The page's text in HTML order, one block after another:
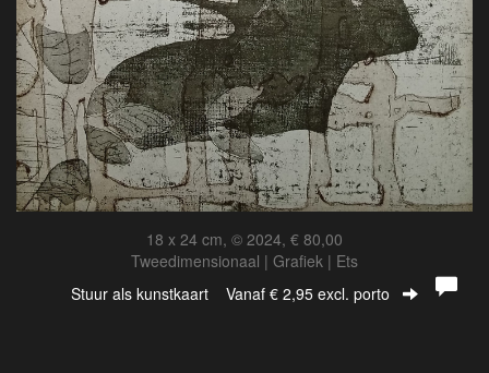
18 x 24 cm, © 2024, € 80,00
Tweedimensionaal | Grafiek | Ets
Stuur als kunstkaart Vanaf € 2,95 excl. porto